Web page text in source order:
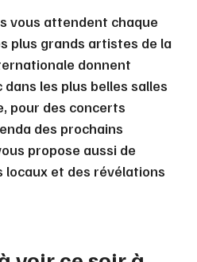
vous attendent chaque
plus grands artistes de la
donnent
les plus belles salles
pour des concerts
des prochains
propose aussi de
et des révélations